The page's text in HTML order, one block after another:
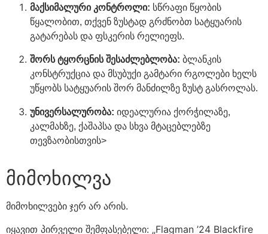
მაქსიმალური კონტროლი: სწრაფი წყობის
წყალობით, თქვენ ზუსტად გრძნობთ სატყუარის
გატარებას და ფსკერის რელიეფს.
შორს ტყორცნის შესაძლებლობა: ბლანკის
კონსტრუქცია და მსუბუქი გამტარი რგოლები ხელს
უწყობს სატყუარის შორ მანძილზე ზუსტ გასროლას.
უნივერსალურობა: იდეალურია ქორჭილაზე,
კალმახზე, ქაშაპსა და სხვა მტაცებლებზე
თევზაობისთვის>
მიმოხილვა
მიმოხილვები ჯერ არ არის.
იყავით პირველი შემფასებელი: „Flagman ’24 Blackfire